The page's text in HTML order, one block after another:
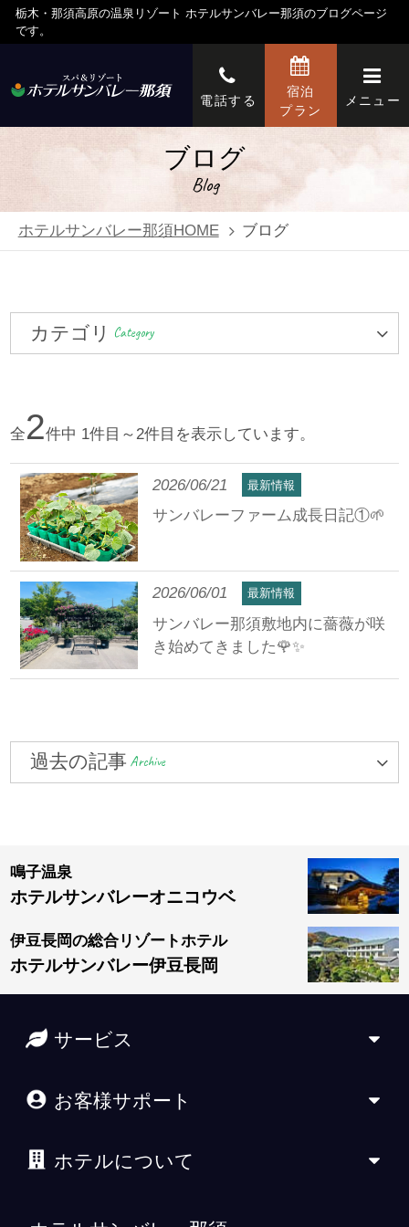
栃木・那須高原の温泉リゾート ホテルサンバレー那須のブログページ
です。
電話する
宿泊
プラン
メニュー
ブログ
Blog
ホテルサンバレー那須HOME ブログ
カテゴリ Category
全2件中 1件目～2件目を表示しています。
2026/06/21 最新情報
サンバレーファーム成長日記①🌱
2026/06/01 最新情報
サンバレー那須敷地内に薔薇が咲
き始めてきました🌹✨
過去の記事 Archive
鳴子温泉
ホテルサンバレーオニコウベ
伊豆長岡の総合リゾートホテル
ホテルサンバレー伊豆長岡
サービス
お客様サポート
ホテルについて